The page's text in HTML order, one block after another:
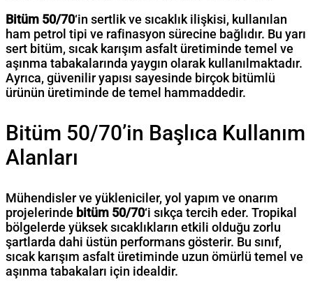
Bitüm 50/70‘in sertlik ve sıcaklık ilişkisi, kullanılan
ham petrol tipi ve rafinasyon sürecine bağlıdır. Bu yarı
sert bitüm, sıcak karışım asfalt üretiminde temel ve
aşınma tabakalarında yaygın olarak kullanılmaktadır.
Ayrıca, güvenilir yapısı sayesinde birçok bitümlü
ürünün üretiminde de temel hammaddedir.
Bitüm 50/70’in Başlıca Kullanım
Alanları
Mühendisler ve yükleniciler, yol yapım ve onarım
projelerinde bitüm 50/70‘i sıkça tercih eder. Tropikal
bölgelerde yüksek sıcaklıkların etkili olduğu zorlu
şartlarda dahi üstün performans gösterir. Bu sınıf,
sıcak karışım asfalt üretiminde uzun ömürlü temel ve
aşınma tabakaları için idealdir.